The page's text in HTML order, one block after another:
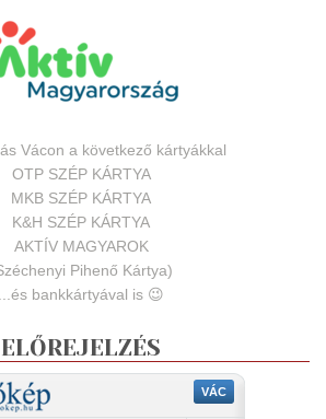
Vácon a következő kártyákkal
OTP SZÉP KÁRTYA
MKB SZÉP KÁRTYA
K&H SZÉP KÁRTYA
AKTÍV MAGYAROK
Pihenő Kártya)
...és bankkártyával is 😉
ELŐREJELZÉS